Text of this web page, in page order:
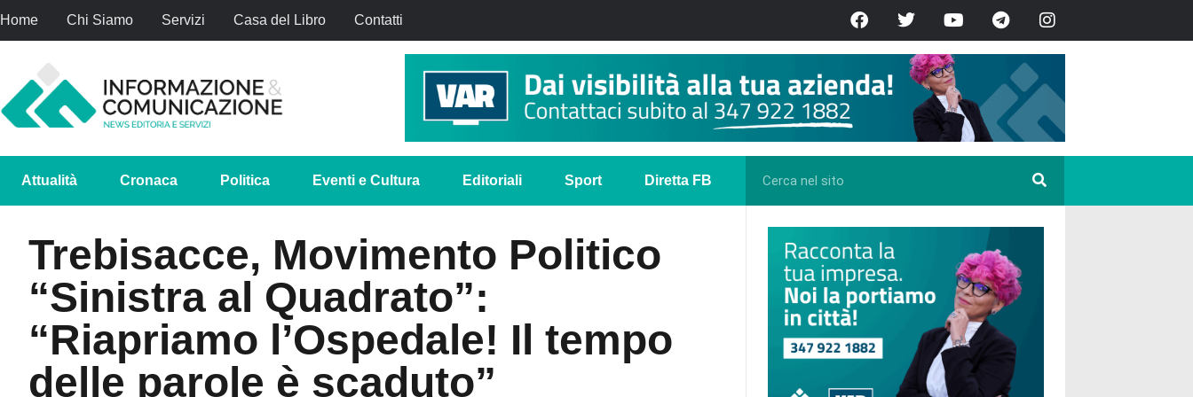
Home Chi Siamo Servizi Casa del Libro Contatti
Attualità Cronaca Politica Eventi e Cultura Editoriali Sport Diretta FB
Trebisacce, Movimento Politico
“Sinistra al Quadrato”:
“Riapriamo l’Ospedale! Il tempo
delle parole è scaduto”